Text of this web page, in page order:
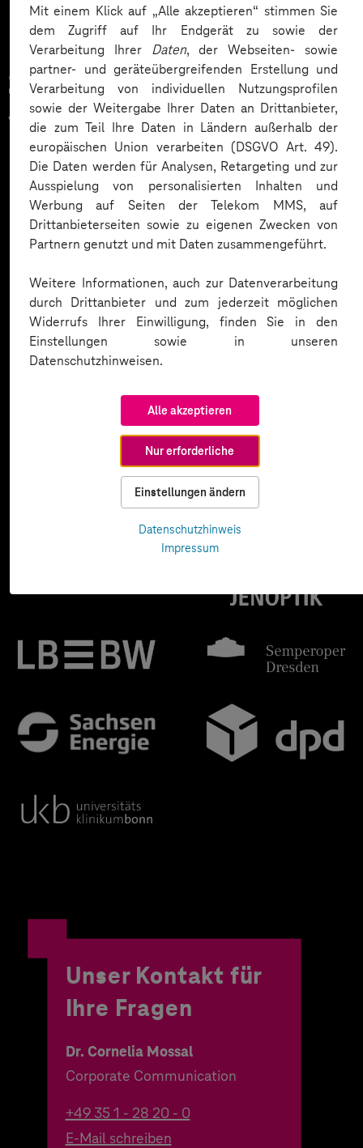
Mit einem Klick auf „Alle akzeptieren“ stimmen Sie
dem Zugriff auf Ihr Endgerät zu sowie der
Verarbeitung Ihrer Daten, der Webseiten- sowie
partner- und geräteübergreifenden Erstellung und
Verarbeitung von individuellen Nutzungsprofilen
sowie der Weitergabe Ihrer Daten an Drittanbieter,
die zum Teil Ihre Daten in Ländern außerhalb der
europäischen Union verarbeiten (DSGVO Art. 49).
Die Daten werden für Analysen, Retargeting und zur
Ausspielung von personalisierten Inhalten und
Werbung auf Seiten der Telekom MMS, auf
Drittanbieterseiten sowie zu eigenen Zwecken von
Partnern genutzt und mit Daten zusammengeführt.
Weitere Informationen, auch zur Datenverarbeitung
durch Drittanbieter und zum jederzeit möglichen
Widerrufs Ihrer Einwilligung, finden Sie in den
Einstellungen sowie in unseren
Datenschutzhinweisen.
Alle akzeptieren
Nur erforderliche
Einstellungen ändern
Datenschutzhinweis
Impressum
Zahlreiche Unternehmen
vertrauen auf unsere
Expertise. Hier eine Auswahl:
Unser Kontakt für
Ihre Fragen
Dr. Cornelia Mossal
Corporate Communication
+49 35 1 - 28 20 - 0
E-Mail schreiben